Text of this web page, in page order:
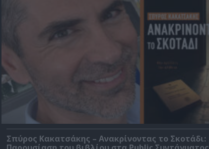
Σπύρος Κακατσάκης – Ανακρίνοντας το Σκοτάδι: